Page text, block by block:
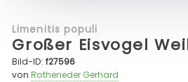
Limenitis populi
Großer Eisvogel
Bild-ID:f27596
vonRotheneder Gerhard